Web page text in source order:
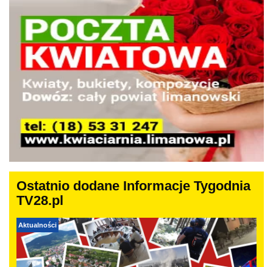
Ostatnio dodane Informacje Tygodnia
TV28.pl
Aktualności